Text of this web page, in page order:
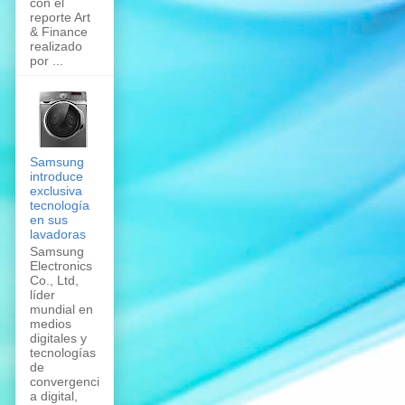
reporte Art
& Finance
realizado
por ...
Samsung
introduce
exclusiva
tecnología
en sus
lavadoras
Samsung
Electronics
Co., Ltd,
líder
mundial en
medios
digitales y
tecnologías
de
convergenci
a digital,